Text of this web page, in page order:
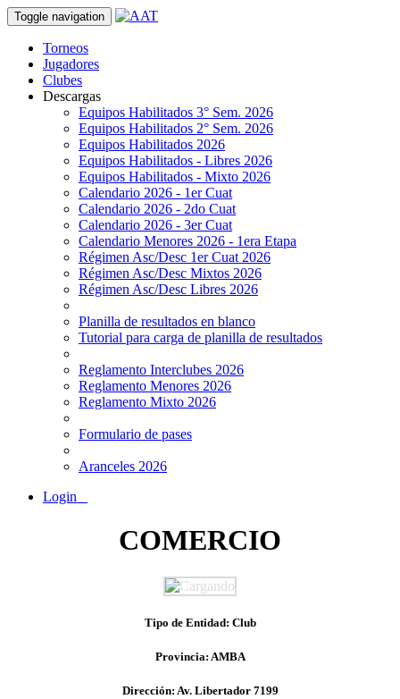
Toggle navigation
Torneos
Jugadores
Clubes
Descargas
Equipos Habilitados 3° Sem. 2026
Equipos Habilitados 2° Sem. 2026
Equipos Habilitados 2026
Equipos Habilitados - Libres 2026
Equipos Habilitados - Mixto 2026
Calendario 2026 - 1er Cuat
Calendario 2026 - 2do Cuat
Calendario 2026 - 3er Cuat
Calendario Menores 2026 - 1era Etapa
Régimen Asc/Desc 1er Cuat 2026
Régimen Asc/Desc Mixtos 2026
Régimen Asc/Desc Libres 2026
Planilla de resultados en blanco
Tutorial para carga de planilla de resultados
Reglamento Interclubes 2026
Reglamento Menores 2026
Reglamento Mixto 2026
Formulario de pases
Aranceles 2026
Login
COMERCIO
Tipo de Entidad: Club
Provincia: AMBA
Dirección: Av. Libertador 7199